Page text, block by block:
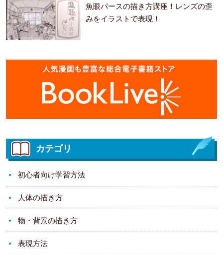
魚眼パースの描き方講座！レンズの歪
みをイラストで表現！
カテゴリ
初心者向け学習方法
人体の描き方
物・背景の描き方
表現方法